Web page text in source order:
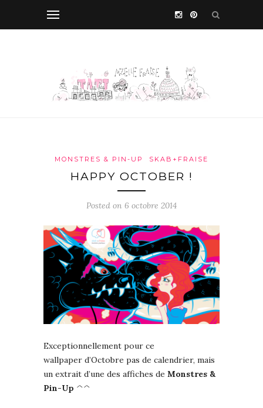
MONSTRES & PIN-UP SKAB+FRAISE
HAPPY OCTOBER !
Posted on 6 octobre 2014
Exceptionnellement pour ce
wallpaper d’Octobre pas de calendrier, mais
un extrait d’une des affiches de Monstres &
Pin-Up ^^